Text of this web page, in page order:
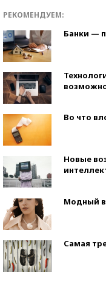
РЕКОМЕНДУЕМ:
Банки —
Во что
Новые
Модный
Самая